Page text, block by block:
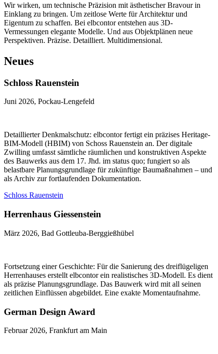
Wir wirken, um technische Präzision mit ästhetischer Bravour in
Einklang zu bringen. Um zeitlose Werte für Architektur und
Eigentum zu schaffen. Bei elbcontor entstehen aus 3D-
Vermessungen elegante Modelle. Und aus Objektplänen neue
Perspektiven. Präzise. Detailliert. Multidimensional.
Neues
Schloss Rauenstein
Juni 2026, Pockau-Lengefeld
Detaillierter Denkmalschutz: elbcontor fertigt ein präzises Heritage-
BIM-Modell (HBIM) von Schoss Rauenstein an. Der digitale
Zwilling umfasst sämtliche räumlichen und konstruktiven Aspekte
des Bauwerks aus dem 17. Jhd. im status quo; fungiert so als
belastbare Planungsgrundlage für zukünftige Baumaßnahmen – und
als Archiv zur fortlaufenden Dokumentation.
Schloss Rauenstein
Herrenhaus Giessenstein
März 2026, Bad Gottleuba-Berggießhübel
Fortsetzung einer Geschichte: Für die Sanierung des dreiflügeligen
Herrenhauses erstellt elbcontor ein realistisches 3D-Modell. Es dient
als präzise Planungsgrundlage. Das Bauwerk wird mit all seinen
zeitlichen Einflüssen abgebildet. Eine exakte Momentaufnahme.
German Design Award
Februar 2026, Frankfurt am Main